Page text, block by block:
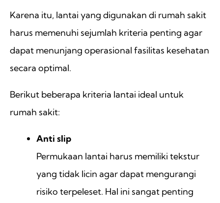
Karena itu, lantai yang digunakan di rumah sakit
harus memenuhi sejumlah kriteria penting agar
dapat menunjang operasional fasilitas kesehatan
secara optimal.
Berikut beberapa kriteria lantai ideal untuk
rumah sakit:
Anti slip
Permukaan lantai harus memiliki tekstur
yang tidak licin agar dapat mengurangi
risiko terpeleset. Hal ini sangat penting